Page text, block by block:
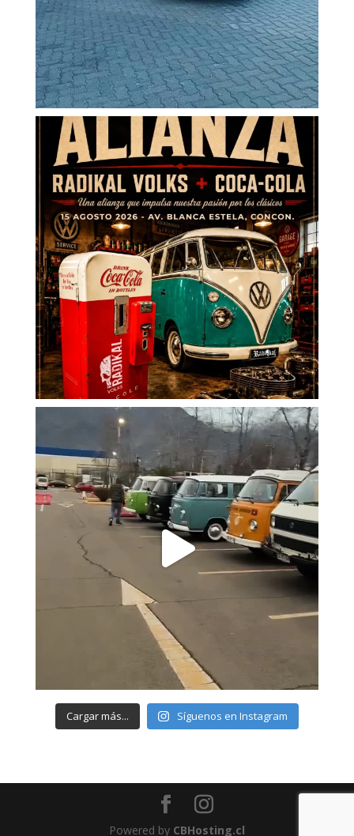
Cargar más... Síguenos en Instagram
Powered by CBHosting.cl